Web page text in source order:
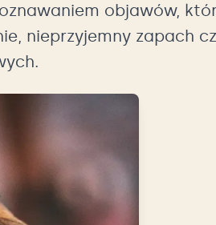
objawów,
nieprzyjemny zapach